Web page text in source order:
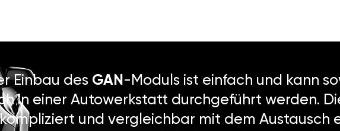
Einbau des GAN -Moduls ist einfach und kann
in einer Autowerkstatt durchgeführt werden.
und vergleichbar mit dem Austausch